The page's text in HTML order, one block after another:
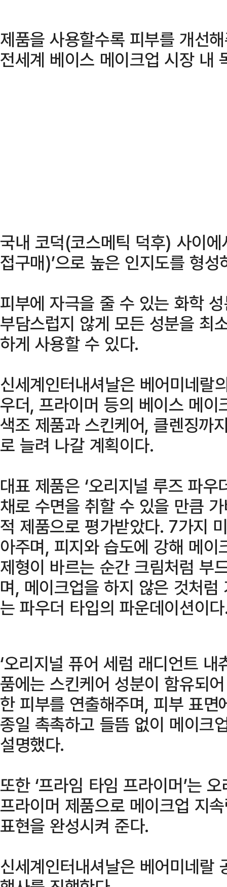
제품을 사용할수록 피부를 개선
전세계 베이스 메이크업 시장 내
국내 코덕(코스메틱 덕후) 사이
접구매)’으로 높은 인지도를 형성
피부에 자극을 줄 수 있는 화학
부담스럽지 않게 모든 성분을 최
하게 사용할 수 있다.
신세계인터내셔날은 베어미네랄
우더, 프라이머 등의 베이스 메
색조 제품과 스킨케어, 클렌징까
로 늘려 나갈 계획이다.
대표 제품은 ‘오리지널 루즈 파
채로 수면을 취할 수 있을 만큼
적 제품으로 평가받았다. 7가지
아주며, 피지와 습도에 강해 메
제형이 바르는 순간 크림처럼 부
며, 메이크업을 하지 않은 것처
는 파우더 타입의 파운데이션이
‘오리지널 퓨어 세럼 래디언트
품에는 스킨케어 성분이 함유되
한 피부를 연출해주며, 피부 표
종일 촉촉하고 들뜸 없이 메이크
설명했다.
또한 ‘프라임 타임 프라이머’는
프라이머 제품으로 메이크업 지
표현을 완성시켜 준다.
신세계인터내셔날은 베어미네랄